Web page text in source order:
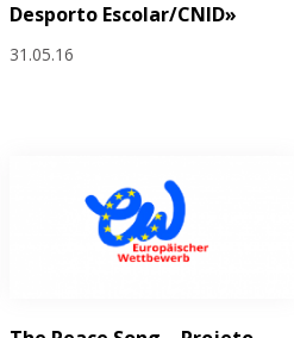
Desporto Escolar/CNID»
31.05.16